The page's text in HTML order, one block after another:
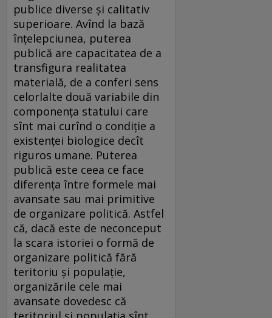
publice diverse și calitativ
superioare. Avînd la bază
înțelepciunea, puterea
publică are capacitatea de a
transfigura realitatea
materială, de a conferi sens
celorlalte două variabile din
componența statului care
sînt mai curînd o condiție a
existenței biologice decît
riguros umane. Puterea
publică este ceea ce face
diferența între formele mai
avansate sau mai primitive
de organizare politică. Astfel
că, dacă este de neconceput
la scara istoriei o formă de
organizare politică fără
teritoriu și populație,
organizările cele mai
avansate dovedesc că